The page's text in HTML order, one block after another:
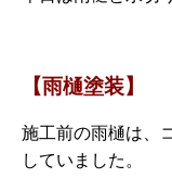
【雨樋塗装】
施工前の雨樋は、
していました。